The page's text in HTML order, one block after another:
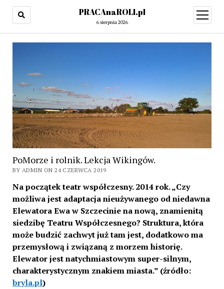
PRACAnaROLI.pl
6 sierpnia 2026
open
menu
PoMorze i rolnik. Lekcja Wikingów.
BY ADMIN ON 24 CZERWCA 2019
Na początek teatr współczesny. 2014 rok. „Czy
możliwa jest adaptacja nieużywanego od niedawna
Elewatora Ewa w Szczecinie na nową, znamienitą
siedzibę Teatru Współczesnego? Struktura, która
może budzić zachwyt już tam jest, dodatkowo ma
przemysłową i związaną z morzem historię.
Elewator jest natychmiastowym super-silnym,
charakterystycznym znakiem miasta.” (źródło:
bryla.pl)